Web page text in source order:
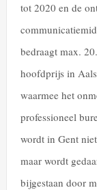
tot 2020 en de
bedraagt max.
hoofdprijs in
waarmee het
professioneel
wordt in Gent
maar wordt
bijgestaan door